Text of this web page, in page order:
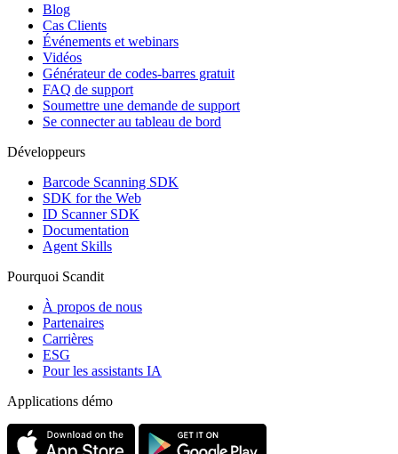
Blog
Cas Clients
Événements et webinars
Vidéos
Générateur de codes-barres gratuit
FAQ de support
Soumettre une demande de support
Se connecter au tableau de bord
Développeurs
Barcode Scanning SDK
SDK for the Web
ID Scanner SDK
Documentation
Agent Skills
Pourquoi Scandit
À propos de nous
Partenaires
Carrières
ESG
Pour les assistants IA
Applications démo